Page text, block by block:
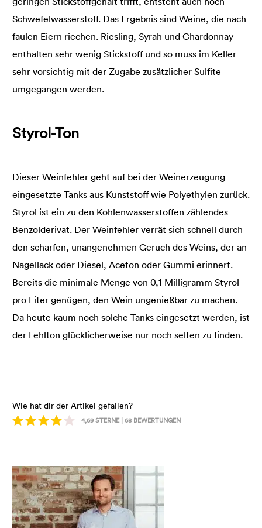
Schwefelwasserstoff. Das Ergebnis sind Weine, die nach
faulen Eiern riechen. Riesling, Syrah und Chardonnay
enthalten sehr wenig Stickstoff und so muss im Keller
sehr vorsichtig mit der Zugabe zusätzlicher Sulfite
umgegangen werden.
Styrol-Ton
Dieser Weinfehler geht auf bei der Weinerzeugung
eingesetzte Tanks aus Kunststoff wie Polyethylen zurück.
Styrol ist ein zu den Kohlenwasserstoffen zählendes
Benzolderivat. Der Weinfehler verrät sich schnell durch
den scharfen, unangenehmen Geruch des Weins, der an
Nagellack oder Diesel, Aceton oder Gummi erinnert.
Bereits die minimale Menge von 0,1 Milligramm Styrol
pro Liter genügen, den Wein ungenießbar zu machen.
Da heute kaum noch solche Tanks eingesetzt werden, ist
der Fehlton glücklicherweise nur noch selten zu finden.
Wie hat dir der Artikel gefallen?
4,69STERNE | 68 BEWERTUNGEN